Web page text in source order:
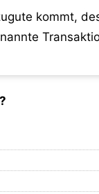
kommt,
läuft, kostet
Ihre Spende
uns